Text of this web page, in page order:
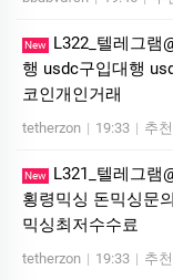
New
L322_텔레그램
행 usdc구입대행
코인개인거래
tetherzon | 19:33 | 추
New
L321_텔레그램
횡령믹싱 돈믹싱문
믹싱최저수수료
tetherzon | 19:33 | 추